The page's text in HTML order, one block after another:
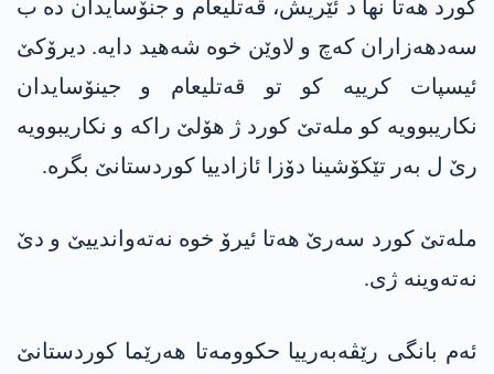
کورد ھەتا نھا د ئێریش، قەتلیعام و جنۆسایدان دە ب
سەدھەزاران کەچ و لاوێن خوە شەھید دایە. دیرۆکێ
ئیسپات کرییە کو تو قەتلیعام و جینۆسایدان
نکاریبوویە کو ملەتێ کورد ژ ھۆلێ راکە و نکاریبوویە
رێ ل بەر تێکۆشینا دۆزا ئازادییا کوردستانێ بگرە.
ملەتێ کورد سەرێ ھەتا ئیرۆ خوە نەتەواندییێ و دێ
نەتەوینە ژی.
ئەم بانگی رێڤەبەرییا حکوومەتا ھەرێما کوردستانێ